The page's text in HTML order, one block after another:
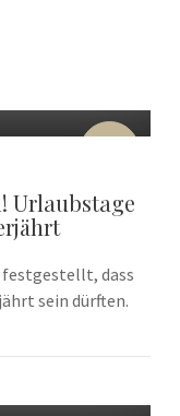
22
Urlaubstage
festgestellt, dass
sein dürften.